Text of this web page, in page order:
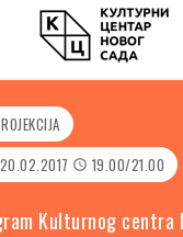
access_time 19.00/21.00
Kulturnog centra